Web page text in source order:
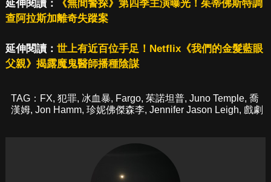
延伸閱讀：
《無間警探》第四季主演曝光！茱蒂佛斯特調
查阿拉斯加離奇失蹤案
延伸閱讀： 世上有近百位手足！Netflix《我們的金髮藍眼
父親》揭露魔鬼醫師播種陰謀
TAG： FX, 犯罪, 冰血暴, Fargo, 茱諾坦普, Juno Temple, 喬
漢姆, Jon Hamm, 珍妮佛傑森李, Jennifer Jason Leigh, 戲劇